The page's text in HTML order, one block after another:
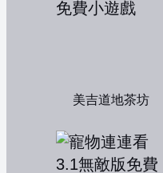
美吉道地茶坊